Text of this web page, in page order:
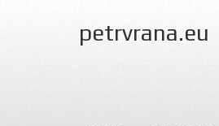
petrvrana.eu